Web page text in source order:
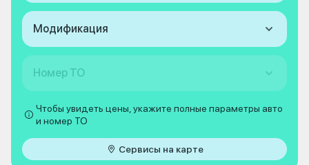
Модификация
Номер ТО
Чтобы увидеть цены, укажите полные параметры авто
и номер ТО
Сервисы на карте